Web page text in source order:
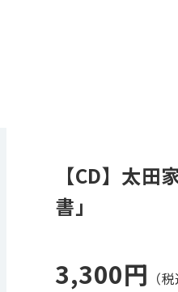
【CD】太
書」
3,300円